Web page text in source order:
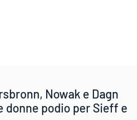
Nowak e Dagn
donne podio per Sieff e